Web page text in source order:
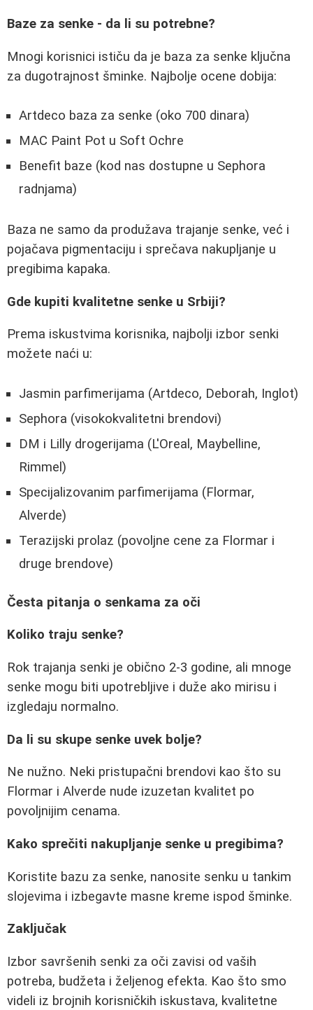
Baze za senke - da li su potrebne?
Mnogi korisnici ističu da je baza za senke ključna
za dugotrajnost šminke. Najbolje ocene dobija:
Artdeco baza za senke (oko 700 dinara)
MAC Paint Pot u Soft Ochre
Benefit baze (kod nas dostupne u Sephora
radnjama)
Baza ne samo da produžava trajanje senke, već i
pojačava pigmentaciju i sprečava nakupljanje u
pregibima kapaka.
Gde kupiti kvalitetne senke u Srbiji?
Prema iskustvima korisnika, najbolji izbor senki
možete naći u:
Jasmin parfimerijama (Artdeco, Deborah, Inglot)
Sephora (visokokvalitetni brendovi)
DM i Lilly drogerijama (L'Oreal, Maybelline,
Rimmel)
Specijalizovanim parfimerijama (Flormar,
Alverde)
Terazijski prolaz (povoljne cene za Flormar i
druge brendove)
Česta pitanja o senkama za oči
Koliko traju senke?
Rok trajanja senki je obično 2-3 godine, ali mnoge
senke mogu biti upotrebljive i duže ako mirisu i
izgledaju normalno.
Da li su skupe senke uvek bolje?
Ne nužno. Neki pristupačni brendovi kao što su
Flormar i Alverde nude izuzetan kvalitet po
povoljnijim cenama.
Kako sprečiti nakupljanje senke u pregibima?
Koristite bazu za senke, nanosite senku u tankim
slojevima i izbegavte masne kreme ispod šminke.
Zaključak
Izbor savršenih senki za oči zavisi od vaših
potreba, budžeta i željenog efekta. Kao što smo
videli iz brojnih korisničkih iskustava, kvalitetne